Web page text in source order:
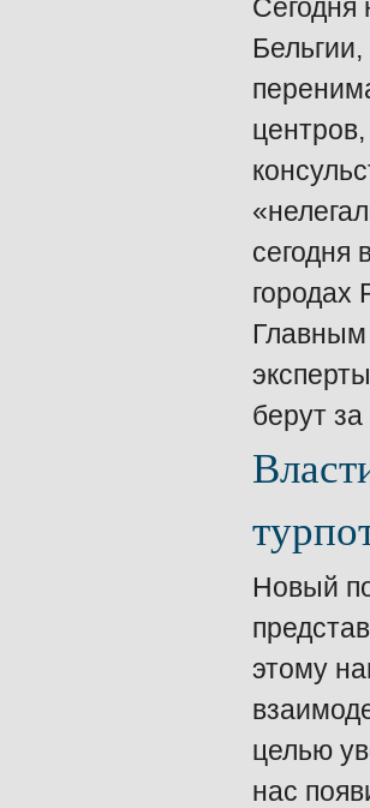
сегодня
городах
берут
Новый
этому
целью
нас